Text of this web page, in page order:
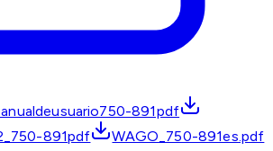
891pdf
891pdf
WAGO_750-891es.pdf